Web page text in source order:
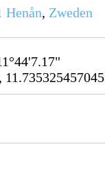
Henån, Zweden
11.735325457045